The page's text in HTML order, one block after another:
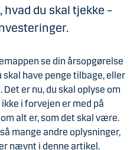
du skal tjekke –
se din årsopgørelse
have penge tilbage, eller
er nu, du skal oplyse om
i forvejen er med på
alt er, som det skal være.
mange andre oplysninger,
nævnt i denne artikel.